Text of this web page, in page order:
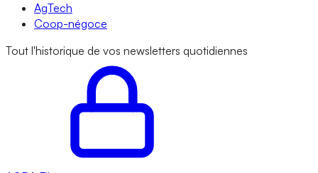
AgTech
Coop-négoce
Tout l'historique de vos newsletters quotidiennes